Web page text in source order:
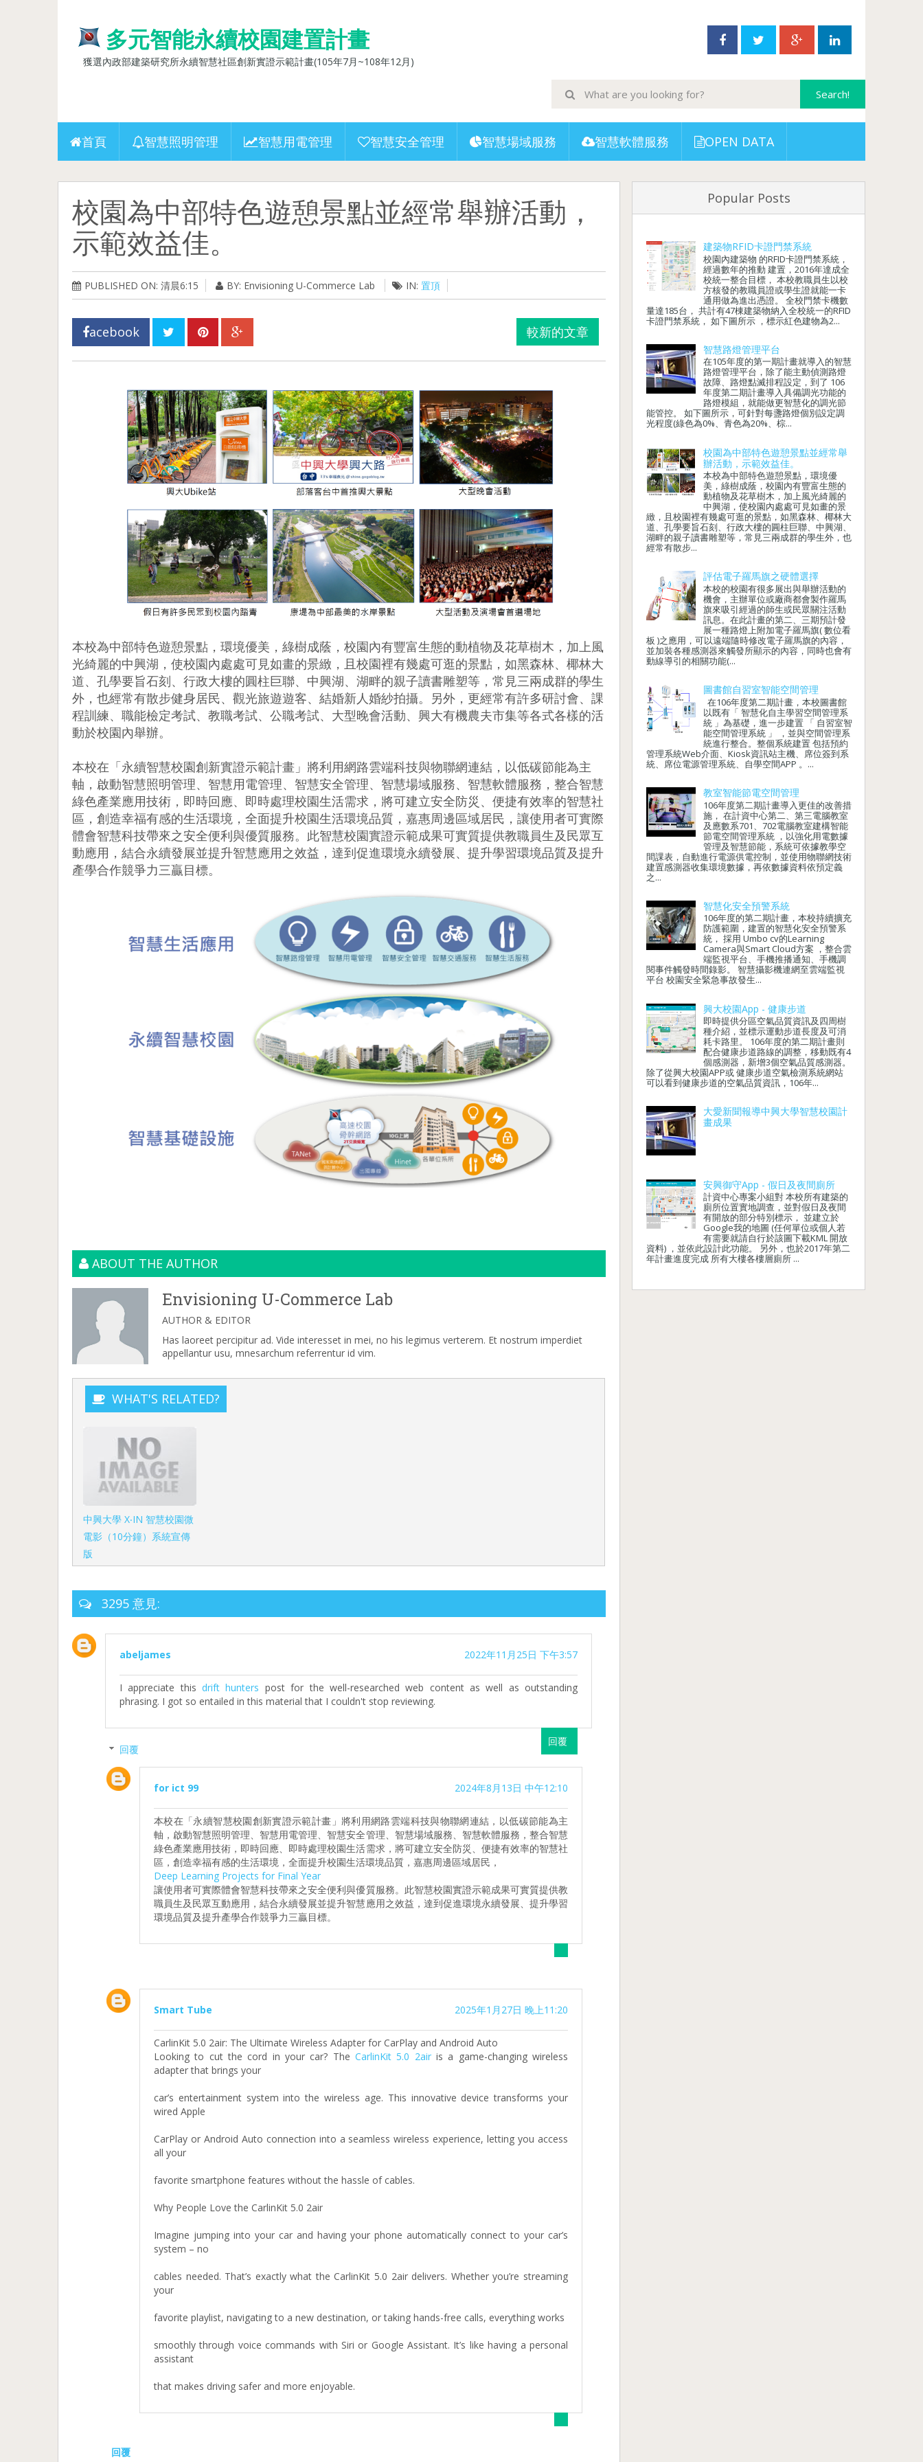
多元智能永續校園建置計畫
獲選內政部建築研究所永續智慧社區創新實證示範計畫(105年7月~108年12月)
首頁 智慧照明管理 智慧用電管理 智慧安全管理 智慧場域服務 智慧軟體服務 OPEN DATA
校園為中部特色遊憩景點並經常舉辦活動，
示範效益佳。
PUBLISHED ON: 清晨6:15 BY: Envisioning U-Commerce Lab IN: 置頂
acebook 較新的文章
本校為中部特色遊憩景點，環境優美，綠樹成蔭，校園內有豐富生態的動植物及花草樹木，加上風
光綺麗的中興湖，使校園內處處可見如畫的景緻，且校園裡有幾處可逛的景點，如黑森林、椰林大
道、孔學要旨石刻、行政大樓的圓柱巨聯、中興湖、湖畔的親子讀書雕塑等，常見三兩成群的學生
外，也經常有散步健身居民、觀光旅遊遊客、結婚新人婚紗拍攝。另外，更經常有許多研討會、課
程訓練、職能檢定考試、教職考試、公職考試、大型晚會活動、興大有機農夫市集等各式各樣的活
動於校園內舉辦。
本校在「永續智慧校園創新實證示範計畫」將利用網路雲端科技與物聯網連結，以低碳節能為主
軸，啟動智慧照明管理、智慧用電管理、智慧安全管理、智慧場域服務、智慧軟體服務，整合智慧
綠色產業應用技術，即時回應、即時處理校園生活需求，將可建立安全防災、便捷有效率的智慧社
區，創造幸福有感的生活環境，全面提升校園生活環境品質，嘉惠周邊區域居民，讓使用者可實際
體會智慧科技帶來之安全便利與優質服務。此智慧校園實證示範成果可實質提供教職員生及民眾互
動應用，結合永續發展並提升智慧應用之效益，達到促進環境永續發展、提升學習環境品質及提升
產學合作競爭力三贏目標。
ABOUT THE AUTHOR
Envisioning U-Commerce Lab
AUTHOR & EDITOR
Has laoreet percipitur ad. Vide interesset in mei, no his legimus verterem. Et nostrum imperdiet
appellantur usu, mnesarchum referrentur id vim.
WHAT'S RELATED?
中興大學 X‧IN 智慧校園微
電影（10分鐘）系統宣傳
版
3295 意見:
abeljames 2022年11月25日 下午3:57
I appreciate thisdrift hunters post for the well-researched web content as well as outstanding
phrasing. I got so entailed in this material that I couldn't stop reviewing.
回覆
回覆
for ict 99 2024年8月13日 中午12:10
本校在「永續智慧校園創新實證示範計畫」將利用網路雲端科技與物聯網連結，以低碳節能為主
軸，啟動智慧照明管理、智慧用電管理、智慧安全管理、智慧場域服務、智慧軟體服務，整合智慧
綠色產業應用技術，即時回應、即時處理校園生活需求，將可建立安全防災、便捷有效率的智慧社
區，創造幸福有感的生活環境，全面提升校園生活環境品質，嘉惠周邊區域居民，
Deep Learning Projects for Final Year
讓使用者可實際體會智慧科技帶來之安全便利與優質服務。此智慧校園實證示範成果可實質提供教
職員生及民眾互動應用，結合永續發展並提升智慧應用之效益，達到促進環境永續發展、提升學習
環境品質及提升產學合作競爭力三贏目標。
Smart Tube 2025年1月27日 晚上11:20
CarlinKit 5.0 2air: The Ultimate Wireless Adapter for CarPlay and Android Auto
Looking to cut the cord in your car? The CarlinKit 5.0 2air is a game-changing wireless
adapter that brings your
car’s entertainment system into the wireless age. This innovative device transforms your
wired Apple
CarPlay or Android Auto connection into a seamless wireless experience, letting you access
all your
favorite smartphone features without the hassle of cables.
Why People Love the CarlinKit 5.0 2air
Imagine jumping into your car and having your phone automatically connect to your car’s
system – no
cables needed. That’s exactly what the CarlinKit 5.0 2air delivers. Whether you’re streaming
your
favorite playlist, navigating to a new destination, or taking hands-free calls, everything works
smoothly through voice commands with Siri or Google Assistant. It’s like having a personal
assistant
that makes driving safer and more enjoyable.
回覆
Popular Posts
建築物RFID卡證門禁系統
校園內建築物 的RFID卡證門禁系統，
經過數年的推動 建置，2016年達成全
校統一整合目標， 本校教職員生以校
方核發的教職員證或學生證就能一卡
通用做為進出憑證。 全校門禁卡機數
量達185台， 共計有47棟建築物納入全校統一的RFID
卡證門禁系統， 如下圖所示 ，標示紅色建物為2...
智慧路燈管理平台
在105年度的第一期計畫就導入的智慧
路燈管理平台，除了能主動偵測路燈
故障、路燈點滅排程設定，到了 106
年度第二期計畫導入具備調光功能的
路燈模組，就能做更智慧化的調光節
能管控。 如下圖所示，可針對每盞路燈個別設定調
光程度(綠色為0%、青色為20%、棕...
校園為中部特色遊憩景點並經常舉
辦活動，示範效益佳。
本校為中部特色遊憩景點，環境優
美，綠樹成蔭，校園內有豐富生態的
動植物及花草樹木，加上風光綺麗的
中興湖，使校園內處處可見如畫的景
緻，且校園裡有幾處可逛的景點，如黑森林、椰林大
道、孔學要旨石刻、行政大樓的圓柱巨聯、中興湖、
湖畔的親子讀書雕塑等，常見三兩成群的學生外，也
經常有散步...
評估電子羅馬旗之硬體選擇
本校的校園有很多展出與舉辦活動的
機會，主辦單位或廠商都會製作羅馬
旗來吸引經過的師生或民眾關注活動
訊息。在此計畫的第二、三期預計發
展一種路燈上附加電子羅馬旗( 數位看
板 )之應用，可以遠端隨時修改電子羅馬旗的內容，
並加裝各種感測器來觸發所顯示的內容，同時也會有
動線導引的相關功能(...
圖書館自習室智能空間管理
在106年度第二期計畫，本校圖書館
以既有「 智慧化自主學習空間管理系
統 」為基礎，進一步建置 「 自習室智
能空間管理系統 」 ，並與空間管理系
統進行整合。整個系統建置 包括預約
管理系統Web介面、Kiosk資訊站主機、席位簽到系
統、席位電源管理系統、自學空間APP 。...
教室智能節電空間管理
106年度第二期計畫導入更佳的改善措
施， 在計資中心第二、第三電腦教室
及應數系701、702電腦教室建構智能
節電空間管理系統 ，以強化用電數據
管理及智慧節能，系統可依據教學空
間課表，自動進行電源供電控制，並使用物聯網技術
建置感測器收集環境數據，再依數據資料依預定義
之...
智慧化安全預警系統
106年度的第二期計畫，本校持續擴充
防護範圍，建置的智慧化安全預警系
統， 採用 Umbo cv的Learning
Camera與Smart Cloud方案 ，整合雲
端監視平台、手機推播通知、手機調
閱事件觸發時間錄影。 智慧攝影機連網至雲端監視
平台 校園安全緊急事故發生...
興大校園App - 健康步道
即時提供分區空氣品質資訊及四周樹
種介紹，並標示運動步道長度及可消
耗卡路里。 106年度的第二期計畫則
配合健康步道路線的調整，移動既有4
個感測器，新增3個空氣品質感測器。
除了從興大校園APP或 健康步道空氣檢測系統網站
可以看到健康步道的空氣品質資訊，106年...
大愛新聞報導中興大學智慧校園計
畫成果
安興御守App - 假日及夜間廁所
計資中心專案小組對 本校所有建築的
廁所位置實地調查，並對假日及夜間
有開放的部分特別標示， 並建立於
Google我的地圖 (任何單位或個人若
有需要就請自行於該圖下載KML 開放
資料) ，並依此設計此功能。 另外，也於2017年第二
年計畫進度完成 所有大樓各樓層廁所 ...